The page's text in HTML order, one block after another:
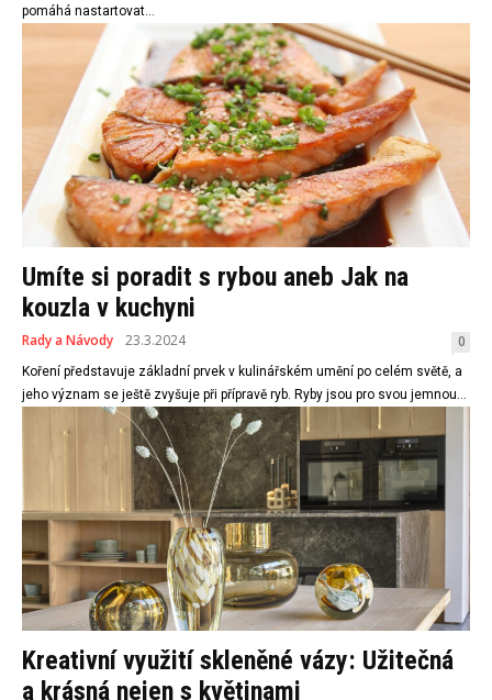
pomáhá nastartovat...
Umíte si poradit s rybou aneb Jak na
kouzla v kuchyni
Rady a Návody 23.3.2024 0
Koření představuje základní prvek v kulinářském umění po celém světě, a
jeho význam se ještě zvyšuje při přípravě ryb. Ryby jsou pro svou jemnou...
Kreativní využití skleněné vázy: Užitečná
a krásná nejen s květinami